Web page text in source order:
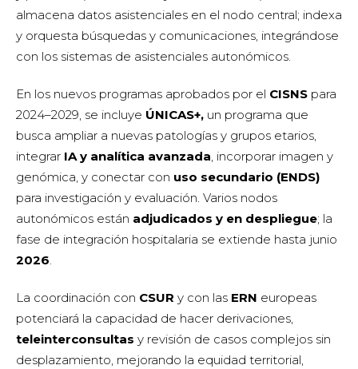
almacena datos asistenciales en el nodo central; indexa
y orquesta búsquedas y comunicaciones, integrándose
con los sistemas de asistenciales autonómicos.
En los nuevos programas aprobados por el CISNS para
2024–2029, se incluye ÚNICAS+, un programa que
busca ampliar a nuevas patologías y grupos etarios,
integrar IA y analítica avanzada, incorporar imagen y
genómica, y conectar con uso secundario (ENDS)
para investigación y evaluación. Varios nodos
autonómicos están adjudicados y en despliegue; la
fase de integración hospitalaria se extiende hasta junio
2026.
La coordinación con CSUR y con las ERN europeas
potenciará la capacidad de hacer derivaciones,
teleinterconsultas y revisión de casos complejos sin
desplazamiento, mejorando la equidad territorial,